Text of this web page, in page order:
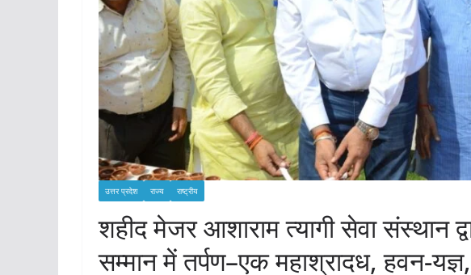
उत्तर प्रदेश राज्य राष्ट्रीय
शहीद मेजर आशाराम त्यागी सेवा संस्थान
सम्मान में तर्पण–एक महाश्रादध, हवन-